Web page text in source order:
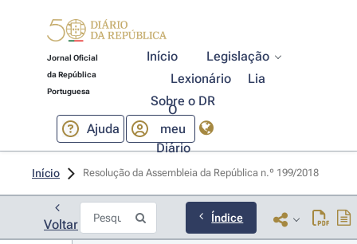
Jornal Oficial
da República
Portuguesa
Início
Legislação
Lexionário
Lia
Sobre o DR
Ajuda
O
meu
Diário
Início Resolução da Assembleia da República n.º 199/2018
Voltar Índice